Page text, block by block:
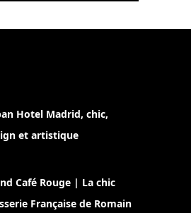
Hotel Madrid, chic,
et artistique
Café Rouge | La chic
Française de Romain